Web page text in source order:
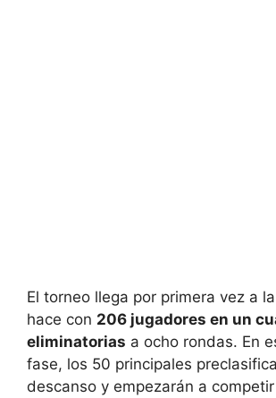
El torneo llega por primera vez a
hace con 206 jugadores en un
eliminatorias a ocho rondas. En
fase, los 50 principales
descanso y empezarán a